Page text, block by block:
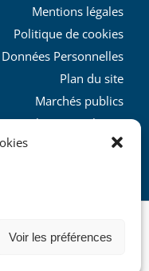
Voir les préférences
Mentions légales
Politique de cookies
Données Personnelles
Plan du site
Marchés publics
Charte graphique
L’agglo recrute
Facebook
X YouTubeInstagram